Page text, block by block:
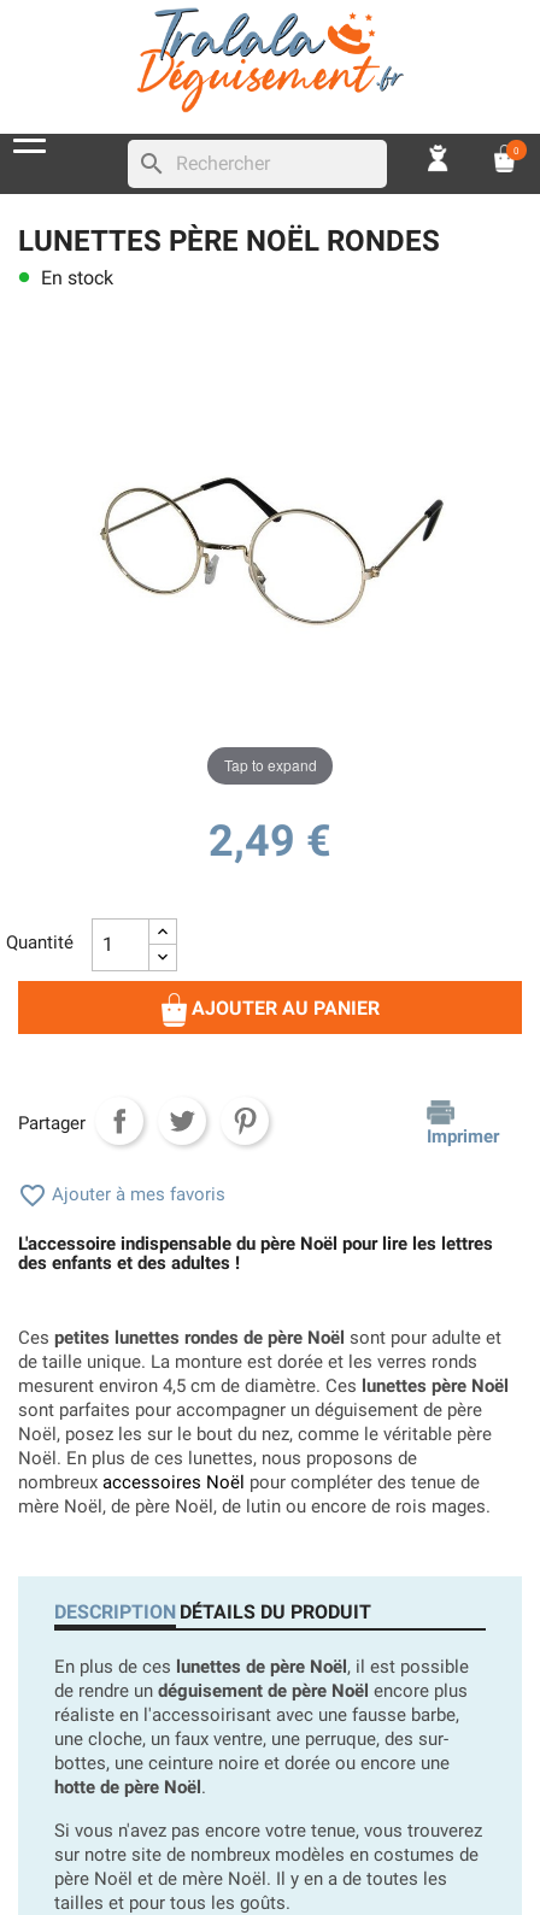
search 0
LUNETTES PÈRE NOËL RONDES
lens En stock
Tap to expand
2,49 €
Quantité
AJOUTER AU PANIER
Partager
Imprimer
 Ajouter à mes favoris
L'accessoire indispensable du père Noël pour lire les lettres
des enfants et des adultes !
Ces petites lunettes rondes de père Noël sont pour adulte et
de taille unique. La monture est dorée et les verres ronds
mesurent environ 4,5 cm de diamètre. Ces lunettes père Noël
sont parfaites pour accompagner un déguisement de père
Noël, posez les sur le bout du nez, comme le véritable père
Noël. En plus de ces lunettes, nous proposons de
nombreux accessoires Noël pour compléter des tenue de
mère Noël, de père Noël, de lutin ou encore de rois mages.
DESCRIPTION DÉTAILS DU PRODUIT
En plus de ces lunettes de père Noël, il est possible
de rendre un déguisement de père Noël encore plus
réaliste en l'accessoirisant avec une fausse barbe,
une cloche, un faux ventre, une perruque, des sur-
bottes, une ceinture noire et dorée ou encore une
hotte de père Noël.
Si vous n'avez pas encore votre tenue, vous trouverez
sur notre site de nombreux modèles en costumes de
père Noël et de mère Noël. Il y en a de toutes les
tailles et pour tous les goûts.